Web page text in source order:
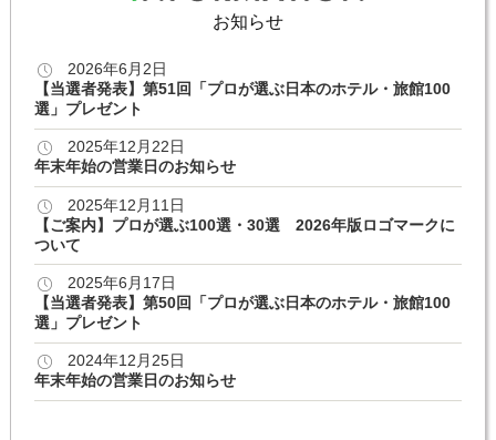
お知らせ
2026年6月2日
【当選者発表】第51回「プロが選ぶ日本のホテル・旅館100
選」プレゼント
2025年12月22日
年末年始の営業日のお知らせ
2025年12月11日
【ご案内】プロが選ぶ100選・30選 2026年版ロゴマークに
ついて
2025年6月17日
【当選者発表】第50回「プロが選ぶ日本のホテル・旅館100
選」プレゼント
2024年12月25日
年末年始の営業日のお知らせ